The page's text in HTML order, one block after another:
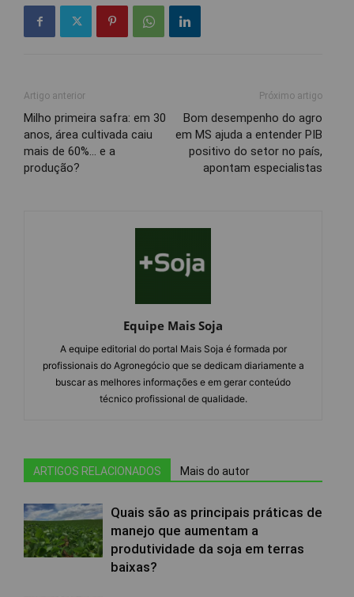
Artigo anterior
Milho primeira safra: em 30
anos, área cultivada caiu
mais de 60%… e a
produção?
Próximo artigo
Bom desempenho do agro
em MS ajuda a entender PIB
positivo do setor no país,
apontam especialistas
Equipe Mais Soja
A equipe editorial do portal Mais Soja é formada por
profissionais do Agronegócio que se dedicam diariamente a
buscar as melhores informações e em gerar conteúdo
técnico profissional de qualidade.
ARTIGOS RELACIONADOS Mais do autor
Quais são as principais práticas de
manejo que aumentam a
produtividade da soja em terras
baixas?